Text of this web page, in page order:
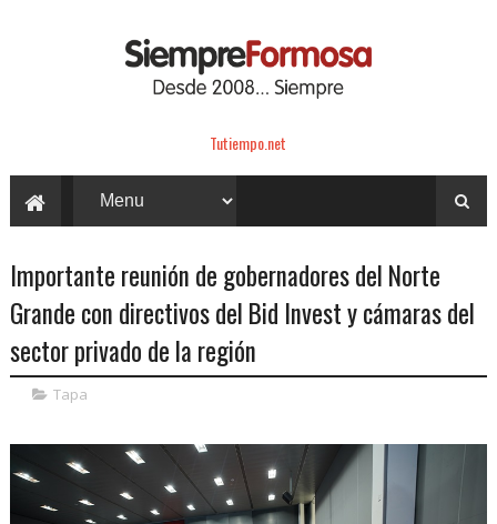
Tutiempo.net
Importante reunión de gobernadores del Norte
Grande con directivos del Bid Invest y cámaras del
sector privado de la región
Tapa